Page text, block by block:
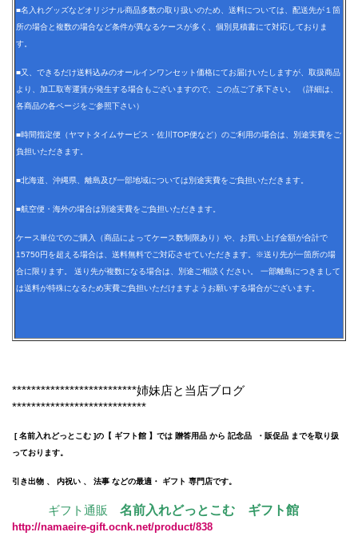
■名入れグッズなどオリジナル商品多数の取り扱いのため、送料については、配送先が１箇
所の場合と複数の場合など条件が異なるケースが多く、個別見積書にて対応しておりま
す。
■又、できるだけ送料込みのオールインワンセット価格にてお届けいたしますが、取扱商品
より、加工取寄運賃が発生する場合もございますので、この点ご了承下さい。 （詳細は、
各商品の各ページをご参照下さい）
■時間指定便（ヤマトタイムサービス・佐川TOP便など）のご利用の場合は、別途実費をご
負担いただきます。
■北海道、沖縄県、離島及び一部地域については別途実費をご負担いただきます。
■航空便・海外の場合は別途実費をご負担いただきます。
ケース単位でのご購入（商品によってケース数制限あり）や、お買い上げ金額が合計で
15750円を超える場合は、送料無料でご対応させていただきます。※送り先が一箇所の場
合に限ります。 送り先が複数になる場合は、別途ご相談ください。 一部離島につきまして
は送料が特殊になるため実費ご負担いただけますようお願いする場合がございます。
**************************姉妹店と当店ブログ
****************************
[ 名前入れどっとこむ ]の【 ギフト館 】では 贈答用品 から 記念品 ・販促品 までを取り扱
っております。
引き出物 、 内祝い 、 法事 などの最適・ ギフト 専門店です。
ギフト通販 名前入れどっとこむ ギフト館
http://namaeire-gift.ocnk.net/product/838